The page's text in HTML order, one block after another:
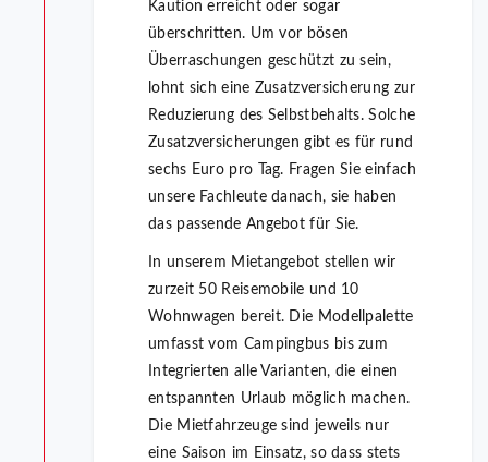
Kaution erreicht oder sogar
überschritten. Um vor bösen
Überraschungen geschützt zu sein,
lohnt sich eine Zusatzversicherung zur
Reduzierung des Selbstbehalts. Solche
Zusatzversicherungen gibt es für rund
sechs Euro pro Tag. Fragen Sie einfach
unsere Fachleute danach, sie haben
das passende Angebot für Sie.
In unserem Mietangebot stellen wir
zurzeit 50 Reisemobile und 10
Wohnwagen bereit. Die Modellpalette
umfasst vom Campingbus bis zum
Integrierten alle Varianten, die einen
entspannten Urlaub möglich machen.
Die Mietfahrzeuge sind jeweils nur
eine Saison im Einsatz, so dass stets